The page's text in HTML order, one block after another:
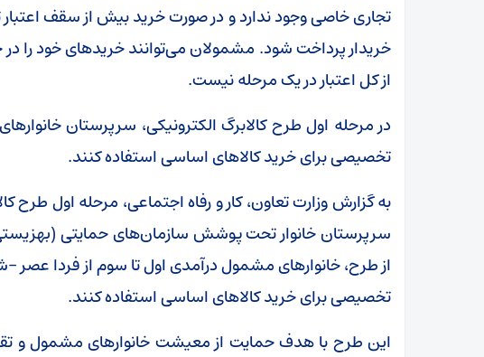
تجاری خاصی وجود ندارد و در صورت خرید بیش از سقف
خریدار پرداخت شود. مشمولان می‌توانند خرید‌های خود را در
از کل اعتبار در یک مرحله نیست.
در مرحله اول طرح کالابرگ الکترونیکی، سرپرستان
تخصیصی برای خرید کالا‌های اساسی استفاده کنند.
به گزارش وزارت تعاون، کار و رفاه اجتماعی، مرحله اول طرح
سرپرستان خانوار تحت پوشش سازمان‌های حمایتی
تخصیصی برای خرید کالا‌های اساسی استفاده کنند.
این طرح با هدف حمایت از معیشت خانوار‌های مشمول و